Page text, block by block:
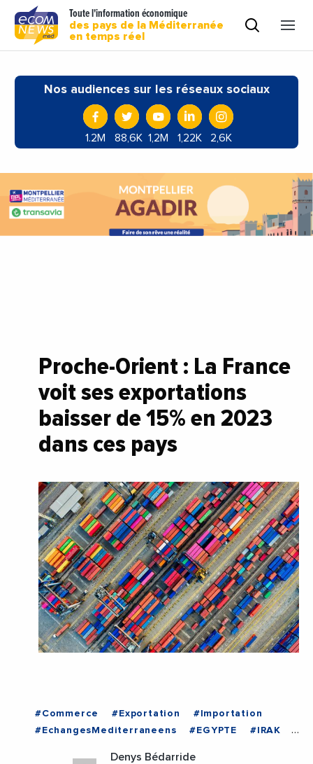
Toute l'information économique
des pays de la Méditerranée
en temps réel
Nos audiences sur les réseaux sociaux
1.2M 88,6K 1,2M 1,22K 2,6K
Proche-Orient : La France
voit ses exportations
baisser de 15% en 2023
dans ces pays
#Commerce #Exportation
#Importation
#EchangesMediterraneens
#EGYPTE
#IRAK
Denys Bédarride